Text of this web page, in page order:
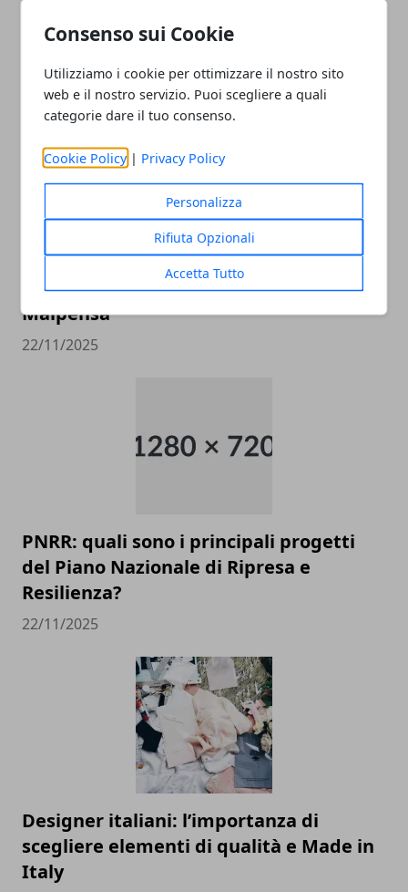
Consenso sui Cookie
Utilizziamo i cookie per ottimizzare il nostro sito
web e il nostro servizio. Puoi scegliere a quali
categorie dare il tuo consenso.
Cookie Policy | Privacy Policy
Personalizza
Rifiuta Opzionali
Accetta Tutto
ARTICOLI CORRELATI
Come raggiungere l’aeroporto di
Malpensa
22/11/2025
PNRR: quali sono i principali progetti
del Piano Nazionale di Ripresa e
Resilienza?
22/11/2025
Designer italiani: l’importanza di
scegliere elementi di qualità e Made in
Italy